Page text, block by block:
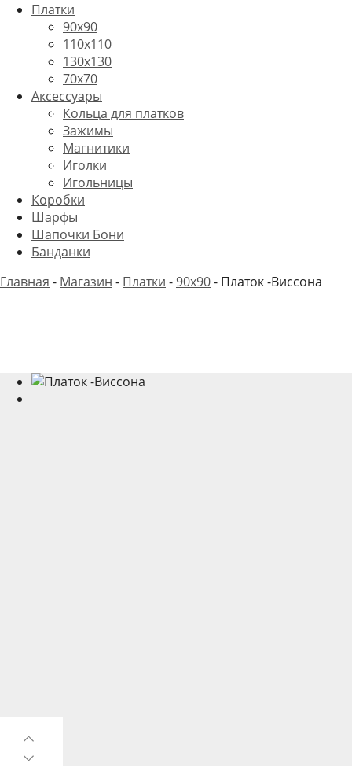
Платки
90x90
110x110
130x130
70х70
Аксессуары
Кольца для платков
Зажимы
Магнитики
Иголки
Игольницы
Коробки
Шарфы
Шапочки Бони
Банданки
Главная - Магазин - Платки - 90x90- Платок -Виссона